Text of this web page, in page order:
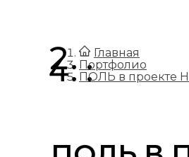
Главная
.
Портфолио
.
ПОЛЬ в проекте